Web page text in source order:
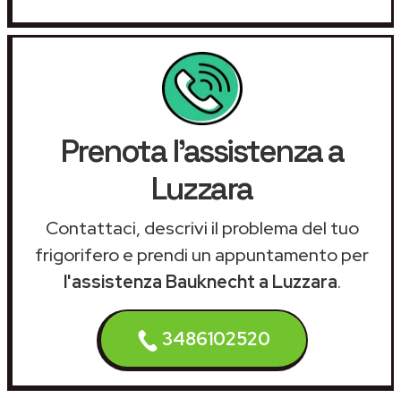
Prenota l'assistenza a
Luzzara
Contattaci, descrivi il problema del tuo
frigorifero e prendi un appuntamento per
l'assistenza Bauknecht a Luzzara.
3486102520